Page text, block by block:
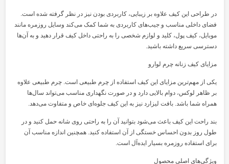
در طراحی این کیف علاوه بر زیبایی، کاربردی بودن نیز در نظر گرفته شده است.
فضای داخلی مناسب و جیب‌های کاربردی به شما کمک می‌کند وسایل روزمره مانند
موبایل، کیف پول، کلید و لوازم شخصی را به راحتی داخل کیف قرار دهید و به آن‌ها
دسترسی سریع داشته باشید.
مزایای کیف زنانه چرم لوارو
یکی از مهم‌ترین مزایای این کیف استفاده از چرم طبیعی است. چرم طبیعی علاوه
بر ظاهر لوکس، دوام بالایی دارد و در صورت نگهداری مناسب می‌تواند سال‌ها
همراه شما باشد. بافت لیزارد نیز به این کیف جلوه‌ای خاص و متفاوت می‌دهد.
بند راحت این کیف باعث می‌شود بتوانید آن را به راحتی روی شانه حمل کنید و در
طول روز بدون احساس خستگی از آن استفاده کنید. همچنین اندازه مناسب آن
برای استفاده روزمره بسیار ایده‌آل است.
ویژگی‌های اصلی محصول